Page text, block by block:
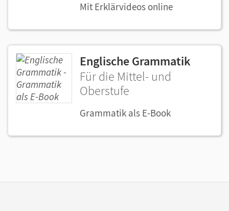
Mit Erklärvideos online
Englische Grammatik
Für die Mittel- und
Oberstufe
Grammatik als E-Book